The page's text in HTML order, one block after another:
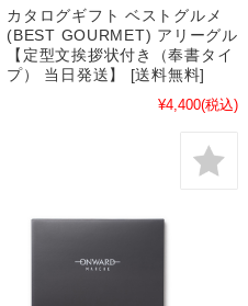
カタログギフト ベストグルメ
(BEST GOURMET) アリーグル
【定型文挨拶状付き（奉書タイ
プ） 当日発送】 [送料無料]
¥4,400(税込)